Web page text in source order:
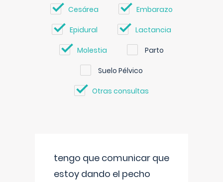
Cesárea Embarazo
Epidural Lactancia
Molestia Parto
Suelo Pélvico
Otras consultas
tengo que comunicar que
estoy dando el pecho